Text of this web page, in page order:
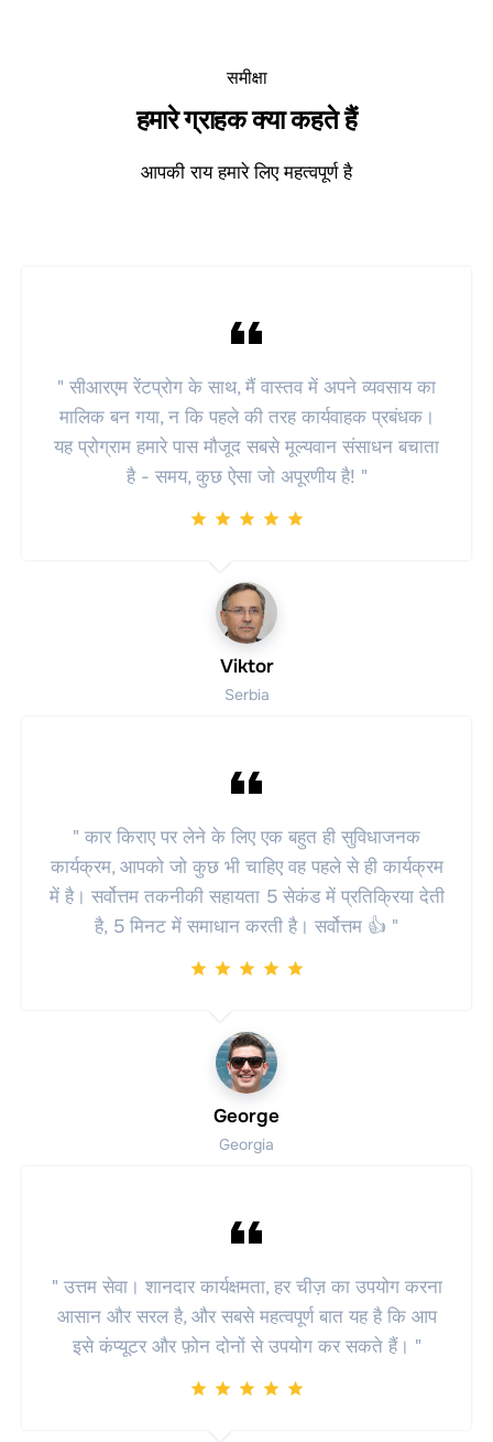
समीक्षा
हमारे ग्राहक क्या कहते हैं
आपकी राय हमारे लिए महत्वपूर्ण है
" सीआरएम रेंटप्रोग के साथ, मैं वास्तव में अपने व्यवसाय का
मालिक बन गया, न कि पहले की तरह कार्यवाहक प्रबंधक।
यह प्रोग्राम हमारे पास मौजूद सबसे मूल्यवान संसाधन बचाता
है - समय, कुछ ऐसा जो अपूरणीय है! "
Viktor
Serbia
" कार किराए पर लेने के लिए एक बहुत ही सुविधाजनक
कार्यक्रम, आपको जो कुछ भी चाहिए वह पहले से ही कार्यक्रम
में है। सर्वोत्तम तकनीकी सहायता 5 सेकंड में प्रतिक्रिया देती
है, 5 मिनट में समाधान करती है। सर्वोत्तम 👍 "
George
Georgia
" उत्तम सेवा। शानदार कार्यक्षमता, हर चीज़ का उपयोग करना
आसान और सरल है, और सबसे महत्वपूर्ण बात यह है कि आप
इसे कंप्यूटर और फ़ोन दोनों से उपयोग कर सकते हैं। "